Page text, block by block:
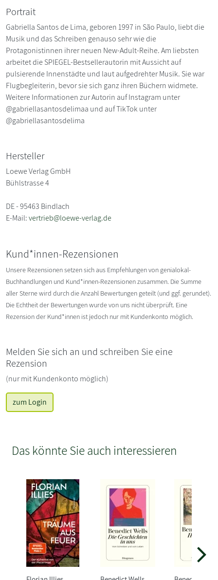
Portrait
Gabriella Santos de Lima, geboren 1997 in São Paulo, liebt die
Musik und das Schreiben genauso sehr wie die
Protagonistinnen ihrer neuen New-Adult-Reihe. Am liebsten
arbeitet die SPIEGEL-Bestsellerautorin mit Aussicht auf
pulsierende Innenstädte und laut aufgedrehter Musik. Sie war
Flugbegleiterin, bevor sie sich ganz ihren Büchern widmete.
Weitere Informationen zur Autorin auf Instagram unter
@gabriellasantosdelimaa und auf TikTok unter
@gabriellasantosdelima
Hersteller
Loewe Verlag GmbH
Bühlstrasse 4
DE - 95463 Bindlach
E-Mail:vertrieb@loewe-verlag.de
Kund*innen-Rezensionen
Unsere Rezensionen setzen sich aus Empfehlungen von genialokal-
Buchhandlungen und Kund*innen-Rezensionen zusammen. Die Summe
aller Sterne wird durch die Anzahl Bewertungen geteilt (und ggf. gerundet).
Die Echtheit der Bewertungen wurde von uns nicht überprüft. Eine
Rezension der Kund*innen ist jedoch nur mit Kundenkonto möglich.
Melden Sie sich an und schreiben Sie eine
Rezension
(nur mit Kundenkonto möglich)
zum Login
Das könnte Sie auch interessieren